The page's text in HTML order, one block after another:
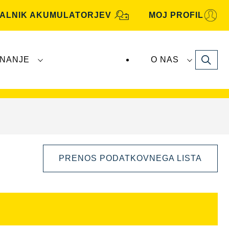
AKUMULATORJEV MOJ PROFIL
O NAS Search
PRENOS PODATKOVNEGA LISTA